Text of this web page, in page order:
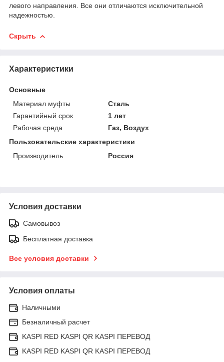
левого направления. Все они отличаются исключительной
надежностью.
Скрыть
Характеристики
Основные
Материал муфты
Сталь
Гарантийный срок
1 лет
Рабочая среда
Газ, Воздух
Пользовательские характеристики
Производитель
Россия
Условия доставки
Самовывоз
Бесплатная доставка
Все условия доставки
Условия оплаты
Наличными
Безналичный расчет
KASPI RED KASPI QR KASPI ПЕРЕВОД
KASPI RED KASPI QR KASPI ПЕРЕВОД